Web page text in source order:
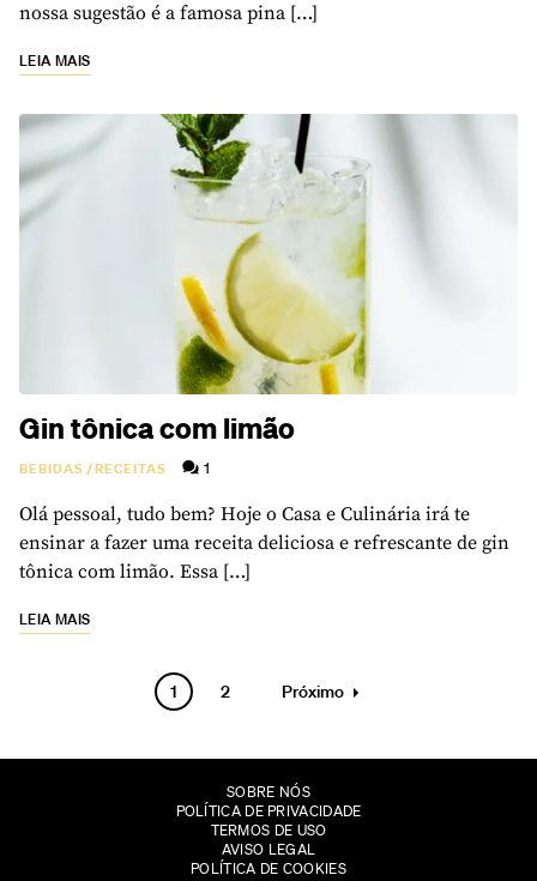
nossa sugestão é a famosa pina […]
LEIA MAIS
Gin tônica com limão
BEBIDAS/RECEITAS 1
Olá pessoal, tudo bem? Hoje o Casa e Culinária irá te
ensinar a fazer uma receita deliciosa e refrescante de gin
tônica com limão. Essa […]
LEIA MAIS
1 2 Próximo
SOBRE NÓS
POLÍTICA DE PRIVACIDADE
TERMOS DE USO
AVISO LEGAL
POLÍTICA DE COOKIES